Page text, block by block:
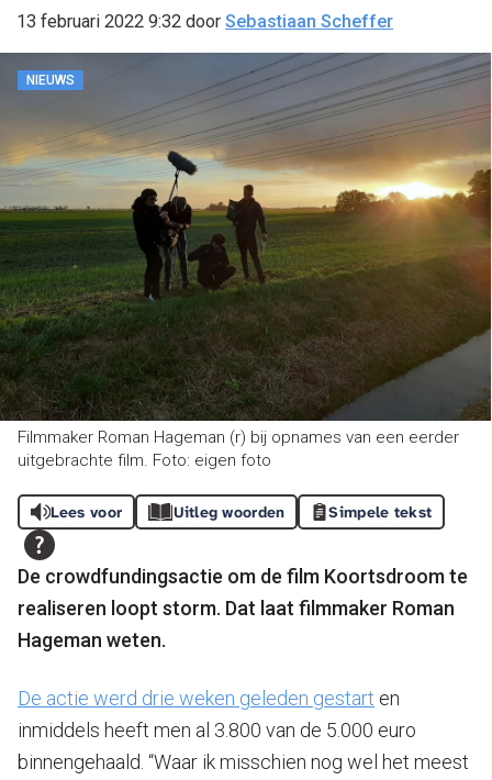
13 februari 2022 9:32 door Sebastiaan Scheffer
NIEUWS
Filmmaker Roman Hageman (r) bij opnames van een eerder
uitgebrachte film. Foto: eigen foto
Lees voor Uitleg woorden Simpele tekst
De crowdfundingsactie om de film Koortsdroom te
realiseren loopt storm. Dat laat filmmaker Roman
Hageman weten.
De actie werd drie weken geleden gestart en
inmiddels heeft men al 3.800 van de 5.000 euro
binnengehaald. “Waar ik misschien nog wel het meest